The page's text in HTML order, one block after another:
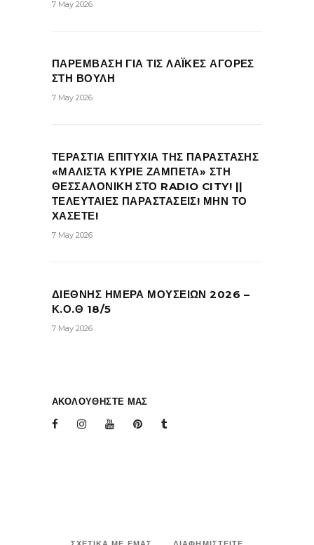
7 May 2026
ΠΑΡΕΜΒΑΣΗ ΓΙΑ ΤΙΣ ΛΑΪΚΕΣ ΑΓΟΡΕΣ
ΣΤΗ ΒΟΥΛΗ
7 May 2026
ΤΕΡΑΣΤΙΑ ΕΠΙΤΥΧΙΑ ΤΗΣ ΠΑΡΑΣΤΑΣΗΣ
«ΜΑΛΙΣΤΑ ΚΥΡΙΕ ΖΑΜΠΕΤΑ» ΣΤΗ
ΘΕΣΣΑΛΟΝΙΚΗ ΣΤΟ RADIO CITY! ||
ΤΕΛΕΥΤΑΙΕΣ ΠΑΡΑΣΤΑΣΕΙΣ! ΜΗΝ ΤΟ
ΧΑΣΕΤΕ!
7 May 2026
ΔΙΕΘΝΗΣ ΗΜΕΡΑ ΜΟΥΣΕΙΩΝ 2026 –
Κ.Ο.Θ 18/5
7 May 2026
ΑΚΟΛΟΥΘΗΣΤΕ ΜΑΣ